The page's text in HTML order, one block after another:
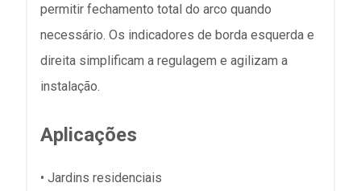
permitir fechamento total do arco quando
necessário. Os indicadores de borda esquerda e
direita simplificam a regulagem e agilizam a
instalação.
Aplicações
• Jardins residenciais